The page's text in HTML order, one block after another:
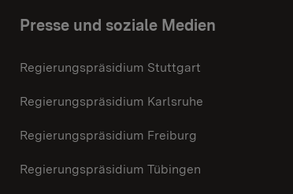
Presse und soziale Medien
Regierungspräsidium Stuttgart
Regierungspräsidium Karlsruhe
Regierungspräsidium Freiburg
Regierungspräsidium Tübingen